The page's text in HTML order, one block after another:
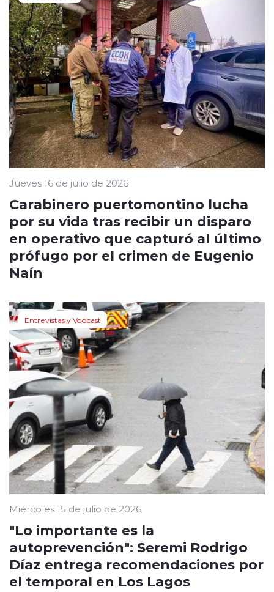
Jueves 16 de julio de 2026
Carabinero puertomontino lucha
por su vida tras recibir un disparo
en operativo que capturó al último
prófugo por el crimen de Eugenio
Naín
Entrevistas y Vodcast
Miércoles 15 de julio de 2026
"Lo importante es la
autoprevención": Seremi Rodrigo
Díaz entrega recomendaciones por
el temporal en Los Lagos